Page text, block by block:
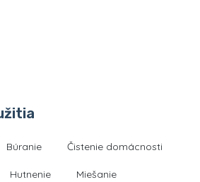
Búranie Čistenie domácnosti
Hutnenie Miešanie